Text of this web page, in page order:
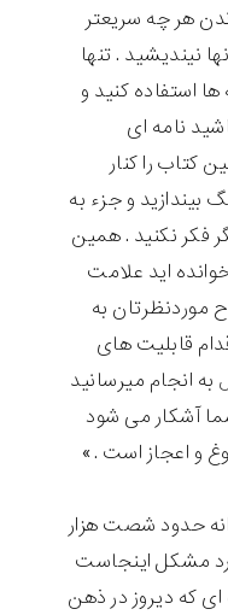
هر چه سریعتر
نیندیشید . تنها
استفاده کنید و
نامه ای
کتاب را کنار
بیندازید و جزء به
فکر نکنید . همین
اید علامت
موردنظرتان به
قابلیت های
به انجام میرسانید
آشکار می شود
و اعجاز است .»
حدود شصت هزار
مشکل اینجاست
که دیروز در ذهن